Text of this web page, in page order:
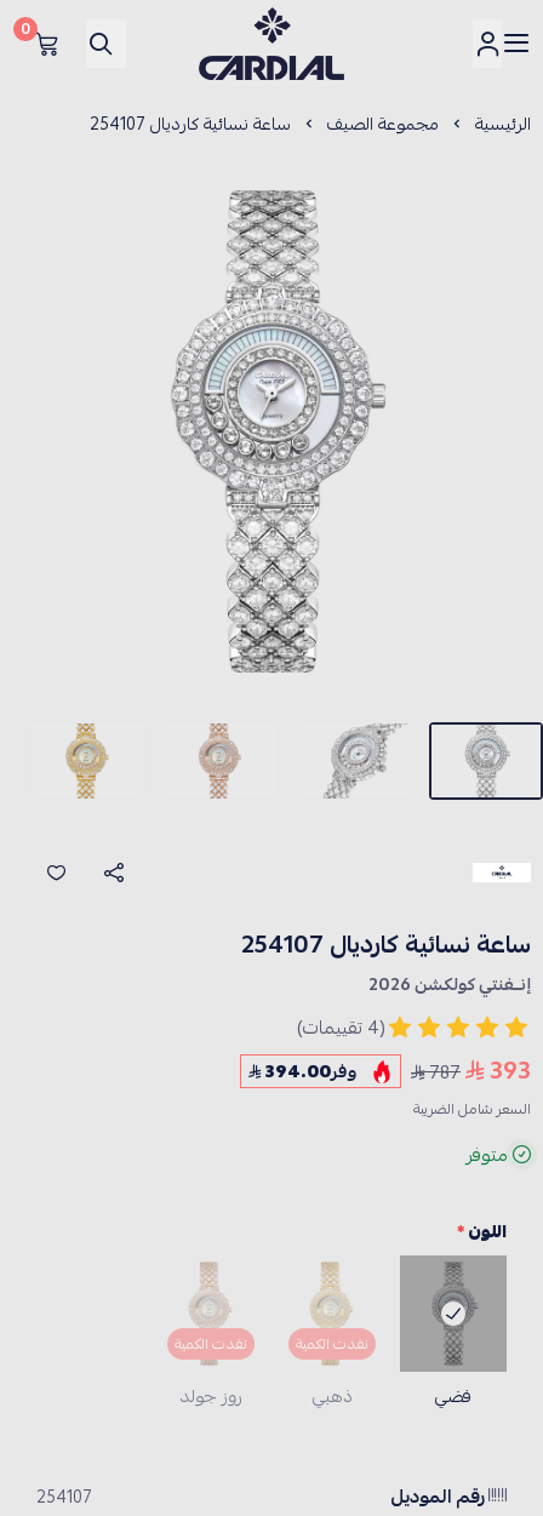
كارديــال
0
الرئيسية مجموعة الصيف ساعة نسائية كارديال 254107
ساعة نسائية كارديال 254107
إنــفنتي كولكشن 2026
(4 تقييمات)
393
787 وفر394.00
السعر شامل الضريبة
متوفر
اللون*
فضي
نفدت الكمية
ذهبي
نفدت الكمية
روز جولد
رقم الموديل 254107